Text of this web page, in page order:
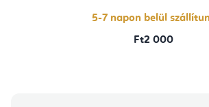
5-7 napon belül
Ft2 000